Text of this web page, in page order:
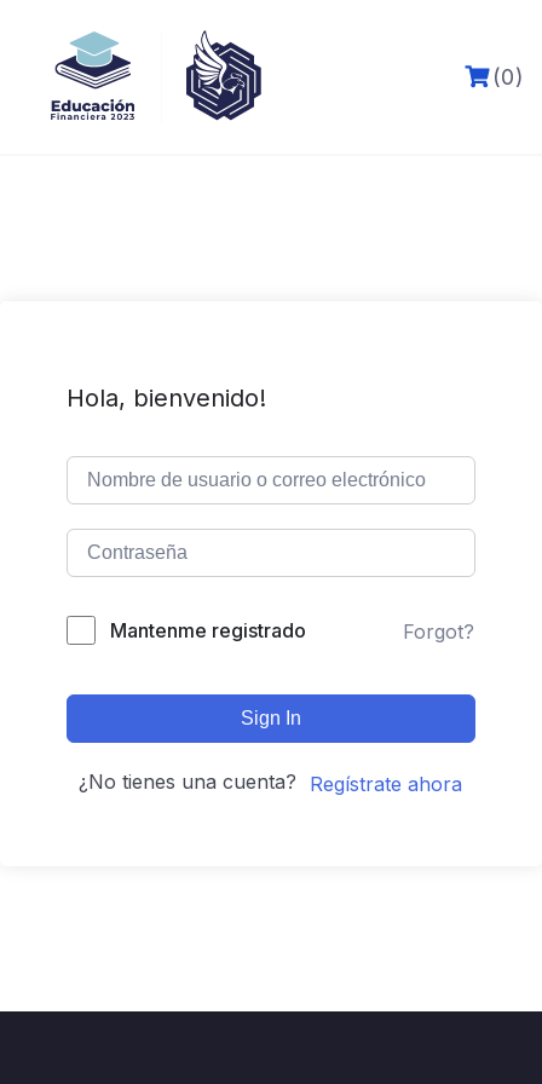
(0)
Hola, bienvenido!
Mantenme registrado Forgot?
Sign In
¿No tienes una cuenta? Regístrate ahora